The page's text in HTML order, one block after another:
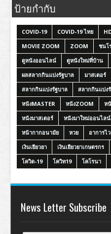
ป้ายกำกับ
COVID-19 COVID-19 ไทย
MOVIE ZOOM
ZOOM ชนโ
ดูหนังออนไลน์
ดูหนังใหม่ที่บ้าน
ผลสลากกินแบ่งรัฐบาล
มาสเตอร์
สลากกินแบ่งรัฐบาล
สลากกินแบ่ง
หนังMASTER
หนังZOOM ห
หนังมาสเตอร์
หนังมาใหม่ออนไลน์
หน้ากากอนามัย
หวย อาการไ
เงินเยียวยา
เงินเยียวยาเกษตรกร
โควิด-19
โควิท19 โคโรนา
News Letter Subscribe